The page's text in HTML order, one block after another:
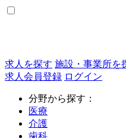
求人を探す 施設・事業所を
求人会員登録 ログイン
分野から探す：
医療
介護
歯科